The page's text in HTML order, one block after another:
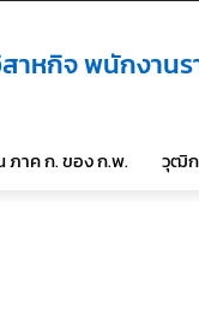
าหกิจ พนักงาน
ภาค ก. ของ ก.พ. วุฒิ